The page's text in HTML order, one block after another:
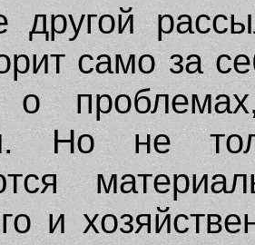
другой
само за
о
Но не
и